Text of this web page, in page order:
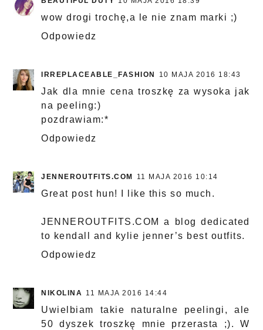
wow drogi trochę,a le nie znam marki ;)
Odpowiedz
IRREPLACEABLE_FASHION 10 MAJA 2016 18:43
Jak dla mnie cena troszkę za wysoka jak
na peeling:)
pozdrawiam:*
Odpowiedz
JENNEROUTFITS.COM 11 MAJA 2016 10:14
Great post hun! I like this so much.
JENNEROUTFITS.COM
a blog dedicated
to kendall and kylie jenner’s best outfits.
Odpowiedz
NIKOLINA 11 MAJA 2016 14:44
Uwielbiam takie naturalne peelingi, ale
50 dyszek troszkę mnie przerasta ;). W